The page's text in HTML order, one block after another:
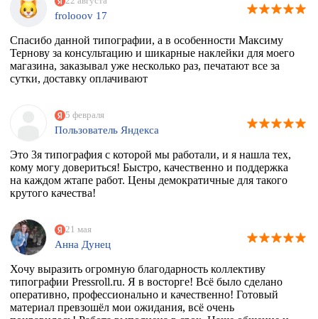
frolooov 17
Спасибо данной типографии, а в особенности Максиму
Тернову за консультацию и шикарные наклейки для моего
магазина, заказывал уже несколько раз, печатают все за
сутки, доставку оплачивают
5 февраля
Пользователь Яндекса
Это 3я типография с которой мы работали, и я нашла тех,
кому могу довериться! Быстро, качественно и поддержка
на каждом жтапе работ. Цены демократичные для такого
крутого качества!
21 мая
Анна Дунец
Хочу выразить огромную благодарность коллективу
типографии Pressroll.ru. Я в восторге! Всё было сделано
оперативно, профессионально и качественно! Готовый
материал превзошёл мои ожидания, всё очень